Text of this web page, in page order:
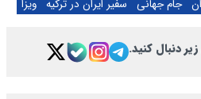
جام جهانی سفیر ایران در ترکیه ویزا
دنبال کنید.